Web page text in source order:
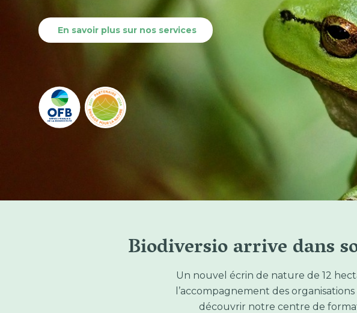
En savoir plus sur nos services
Biodiversio arrive dans
Un nouvel écrin de nature de 12
l’accompagnement des
découvrir notre centre de